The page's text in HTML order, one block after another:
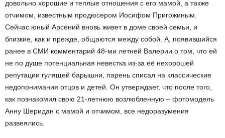
довольно хорошие и теплые отношения с его мамой, а также
отчимом, известным продюсером Иосифом Пригожиным.
Сейчас юный Арсений вновь живет в доме своей семьи, и
близкие, как и прежде, общаются между собой. А, появившийся
ранее в СМИ комментарий 48-ми летней Валерии о том, что ей
не по душе потенциальная невестка из-за её нехорошей
репутации гулящей барышни, парень списал на классические
недопонимания отцов и детей. Он утверждает, что после того,
как познакомил свою 21-летнюю возлюбленную – фотомодель
Анну Шеридан с мамой и отчимом, все недоразумения
развеялись.